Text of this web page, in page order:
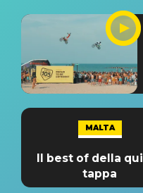
MALTA
Il best of della
tappa